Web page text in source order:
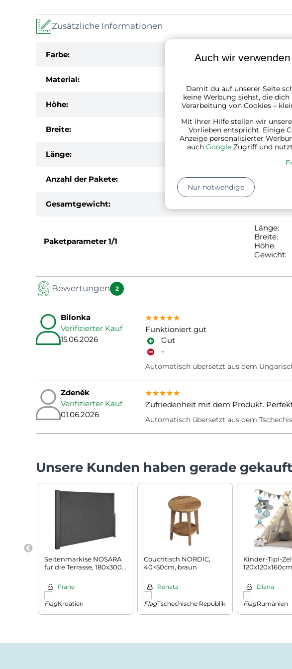
Zusätzliche Informationen
Farbe: schwarz,
Material:
Höhe: 29 cm
Breite: 6 cm
Länge:
Anzahl der Pakete:
Gesamtgewicht:
Paketparameter1/1
Länge:
Breite:
Höhe:
Gewicht:
Bewertungen 2
Bilonka
Verifizierter Kauf
15.06.2026
★★★★★
★★★★★
★★★★★
Funktioniert gut
Gut
-
Automatisch übersetzt aus dem
Zdeněk
Verifizierter Kauf
01.06.2026
★★★★★
★★★★★
★★★★★
Zufriedenheit mit dem Produkt.
Automatisch übersetzt aus dem
Unsere Kunden haben gerade gekauft
Seitenmarkise NOSARA
für die Terrasse, 180x300
Frane
Kroatien
Couchtisch NORDIC,
40×50cm, braun
Renata
Tschechische Republik
Kinder-Tipi-
Diana
Rumänien
Auch wir
Damit du auf unserer Seite
keine Werbung siehst, die
Verarbeitung von Cookies –
Mit ihrer Hilfe stellen wir
Vorlieben entspricht. Einige
Anzeige personalisierter
auch Google Zugriff und
Nur notwendige